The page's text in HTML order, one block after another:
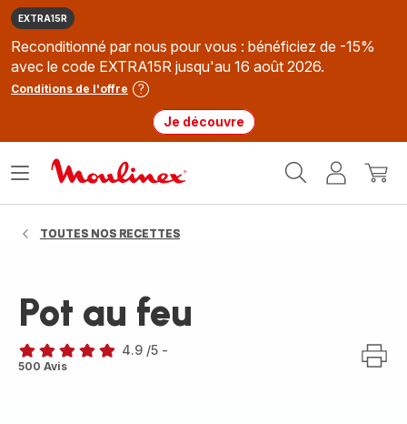
EXTRA15R
Reconditionné par nous pour vous : bénéficiez de -15%
avec le code EXTRA15R jusqu'au 16 août 2026.
Conditions de l'offre
Je découvre
MonMon
Ouvrir
TOUTES NOS RECETTES
Pot au feu
ratings.4.9
4.9 /5 -
500 Avis